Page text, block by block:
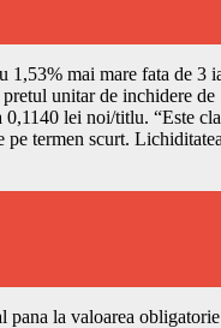
mai mare fata de 3
unitar de inchidere
lei noi/titlu. “Este
pe termen scurt.
la valoarea